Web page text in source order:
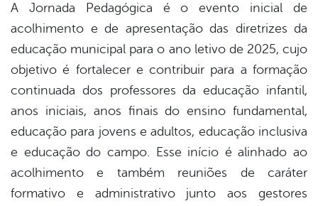
A Jornada Pedagógica é o evento inicial de
acolhimento e de apresentação das diretrizes da
educação municipal para o ano letivo de 2025, cujo
objetivo é fortalecer e contribuir para a formação
continuada dos professores da educação infantil,
anos iniciais, anos finais do ensino fundamental,
educação para jovens e adultos, educação inclusiva
e educação do campo. Esse início é alinhado ao
acolhimento e também reuniões de caráter
formativo e administrativo junto aos gestores